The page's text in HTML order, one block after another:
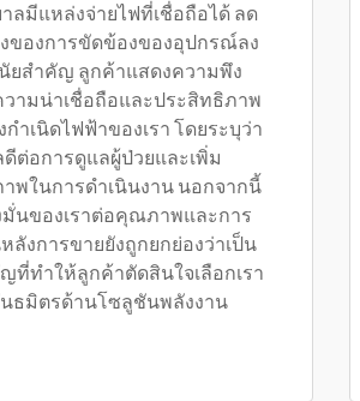
าลมีแหล่งจ่ายไฟที่เชื่อถือได้ ลด
งของการขัดข้องของอุปกรณ์ลง
ยสำคัญ ลูกค้าแสดงความพึง
ามน่าเชื่อถือและประสิทธิภาพ
กำเนิดไฟฟ้าของเรา โดยระบุว่า
ดีต่อการดูแลผู้ป่วยและเพิ่ม
พในการดำเนินงาน นอกจากนี้
นของเราต่อคุณภาพและการ
ลังการขายยังถูกยกย่องว่าเป็น
ที่ทำให้ลูกค้าตัดสินใจเลือกเรา
นธมิตรด้านโซลูชันพลังงาน